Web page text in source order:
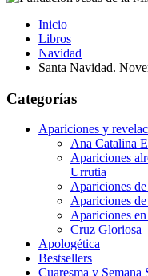
Inicio
Libros
Navidad
Santa Navidad.
Categorías
Apariciones y
Ana Catalina
Apariciones
Urrutia
Apariciones
Apariciones
Apariciones
Cruz Gloriosa
Apologética
Bestsellers
Cuaresma y Semana